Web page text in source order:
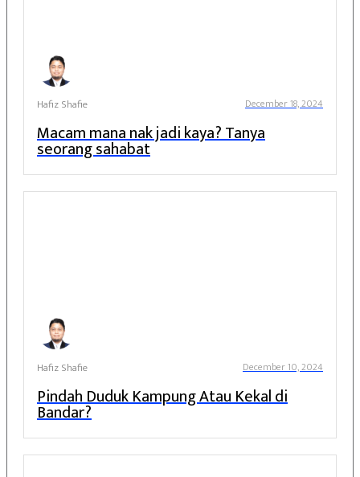
Hafiz Shafie December 18, 2024
Macam mana nak jadi kaya? Tanya
seorang sahabat
Hafiz Shafie December 10, 2024
Pindah Duduk Kampung Atau Kekal di
Bandar?